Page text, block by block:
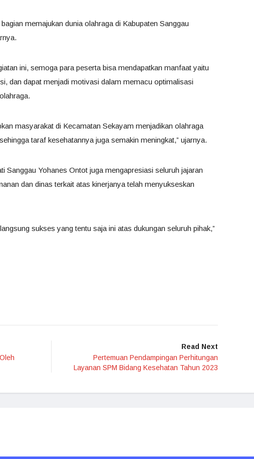
memajukan dunia olahraga di Kabupaten Sanggau
ini, semoga para peserta bisa mendapatkan manfaat yaitu
dan dapat menjadi motivasi dalam memacu optimalisasi
masyarakat di Kecamatan Sekayam menjadikan olahraga
taraf kesehatannya juga semakin meningkat,” ujarnya.
Sanggau Yohanes Ontot juga mengapresiasi seluruh jajaran
dan dinas terkait atas kinerjanya telah menyukseskan
sukses yang tentu saja ini atas dukungan seluruh pihak,”
Read Next
Pertemuan Pendampingan Perhitungan
Layanan SPM Bidang Kesehatan Tahun 2023